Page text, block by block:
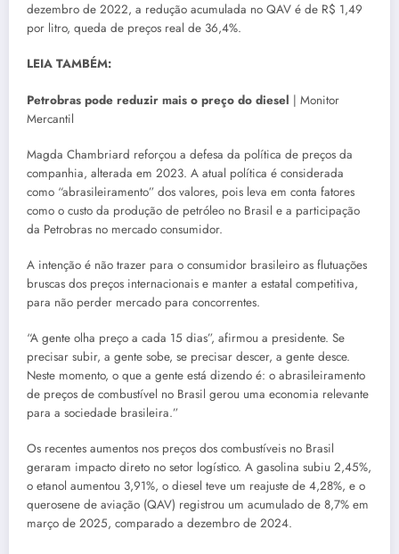
dezembro de 2022, a redução acumulada no QAV é de R$ 1,49
por litro, queda de preços real de 36,4%.
LEIA TAMBÉM:
Petrobras pode reduzir mais o preço do diesel | Monitor
Mercantil
Magda Chambriard reforçou a defesa da política de preços da
companhia, alterada em 2023. A atual política é considerada
como “abrasileiramento” dos valores, pois leva em conta fatores
como o custo da produção de petróleo no Brasil e a participação
da Petrobras no mercado consumidor.
A intenção é não trazer para o consumidor brasileiro as flutuações
bruscas dos preços internacionais e manter a estatal competitiva,
para não perder mercado para concorrentes.
“A gente olha preço a cada 15 dias”, afirmou a presidente. Se
precisar subir, a gente sobe, se precisar descer, a gente desce.
Neste momento, o que a gente está dizendo é: o abrasileiramento
de preços de combustível no Brasil gerou uma economia relevante
para a sociedade brasileira.”
Os recentes aumentos nos preços dos combustíveis no Brasil
geraram impacto direto no setor logístico. A gasolina subiu 2,45%,
o etanol aumentou 3,91%, o diesel teve um reajuste de 4,28%, e o
querosene de aviação (QAV) registrou um acumulado de 8,7% em
março de 2025, comparado a dezembro de 2024.